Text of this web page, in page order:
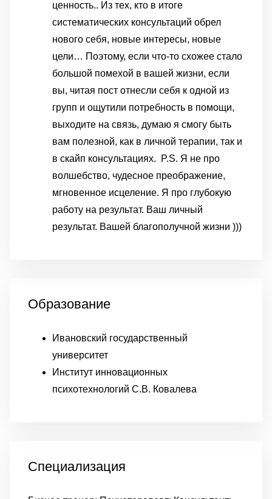
ценность.. Из тех, кто в итоге
систематических консультаций обрел
нового себя, новые интересы, новые
цели… Поэтому, если что-то схожее стало
большой помехой в вашей жизни, если
вы, читая пост отнесли себя к одной из
групп и ощутили потребность в помощи,
выходите на связь, думаю я смогу быть
вам полезной, как в личной терапии, так и
в скайп консультациях. P.S. Я не про
волшебство, чудесное преображение,
мгновенное исцеление. Я про глубокую
работу на результат. Ваш личный
результат. Вашей благополучной жизни )))
Образование
Ивановский государственный
университет
Институт инновационных
психотехнологий С.В. Ковалева
Специализация